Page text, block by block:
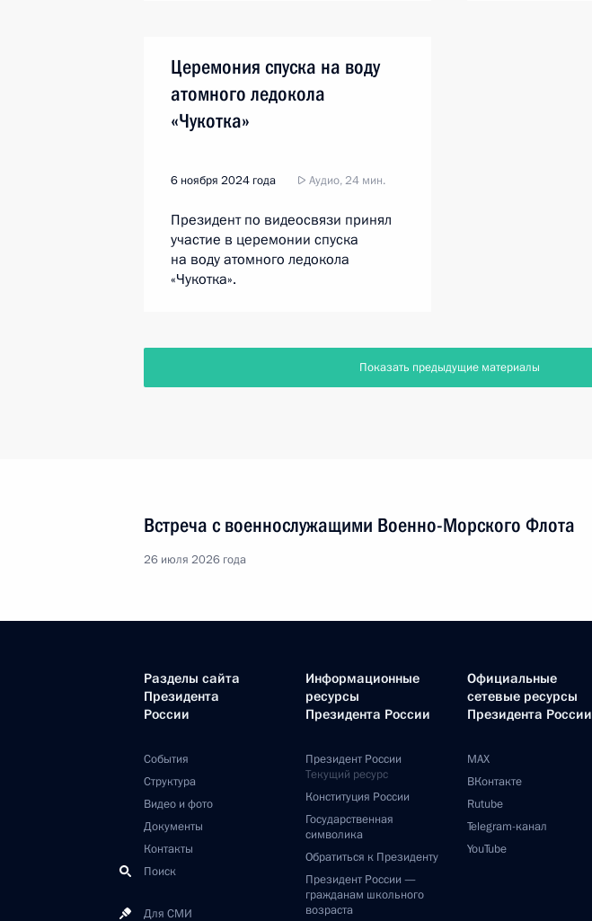
Церемония спуска на воду
атомного ледокола
«Чукотка»
6 ноября 2024 года Аудио, 24 мин.
Президент по видеосвязи принял
участие в церемонии спуска
на воду атомного ледокола
«Чукотка».
Показать предыдущие материалы
Встреча с военнослужащими Военно-Морского Флота
26 июля 2026 года
Разделы сайта
Президента
России
События
Структура
Видео и фото
Документы
Контакты
Поиск
Для СМИ
Информационные
ресурсы
Президента России
Президент России
Текущий ресурс
Конституция России
Государственная
символика
Обратиться к Президенту
Президент России —
гражданам школьного
возраста
Официальные
сетевые ресурсы
Президента России
MAX
ВКонтакте
Rutube
Telegram-канал
YouTube